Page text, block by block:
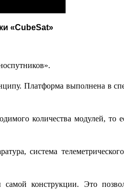
«CubeSat»
Платформа выполнена в
количества модулей,
система
конструкции. Это